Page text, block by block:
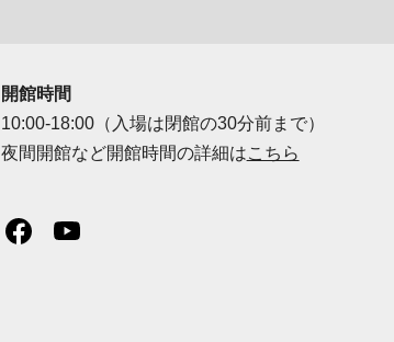
開館時間
10:00-18:00（入場は閉館の30分前まで）
夜間開館など開館時間の詳細はこちら